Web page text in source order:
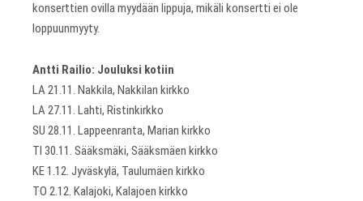
konserttien ovilla myydään lippuja, mikäli konsertti ei ole
loppuunmyyty.
Antti Railio: Jouluksi kotiin
LA 21.11. Nakkila, Nakkilan kirkko
LA 27.11. Lahti, Ristinkirkko
SU 28.11. Lappeenranta, Marian kirkko
TI 30.11. Sääksmäki, Sääksmäen kirkko
KE 1.12. Jyväskylä, Taulumäen kirkko
TO 2.12. Kalajoki, Kalajoen kirkko